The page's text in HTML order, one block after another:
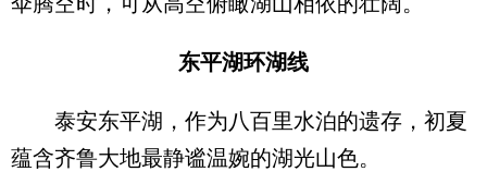
东平湖环湖线
泰安东平湖，作为八百里水泊的遗存，初夏
蕴含齐鲁大地最静谧温婉的湖光山色。